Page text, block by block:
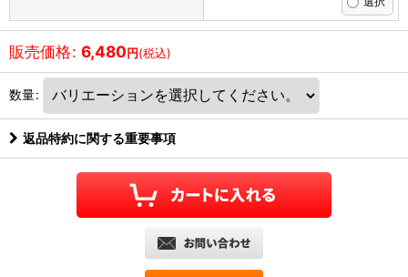
販売価格: 6,480円(税込)
数量:
返品特約に関する重要事項